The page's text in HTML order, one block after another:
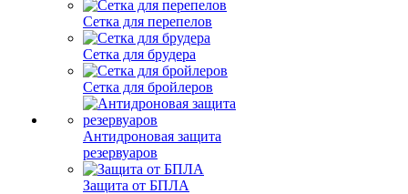
Сетка для перепелов
Сетка для брудера
Сетка для бройлеров
Антидроновая защита
резервуаров
Защита от БПЛА